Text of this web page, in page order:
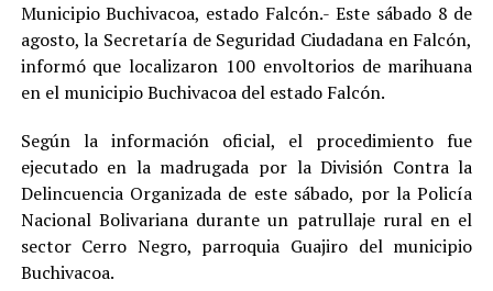
Municipio Buchivacoa, estado Falcón.- Este sábado 8 de
agosto, la Secretaría de Seguridad Ciudadana en Falcón,
informó que localizaron 100 envoltorios de marihuana
en el municipio Buchivacoa del estado Falcón.
Según la información oficial, el procedimiento fue
ejecutado en la madrugada por la División Contra la
Delincuencia Organizada de este sábado, por la Policía
Nacional Bolivariana durante un patrullaje rural en el
sector Cerro Negro, parroquia Guajiro del municipio
Buchivacoa.